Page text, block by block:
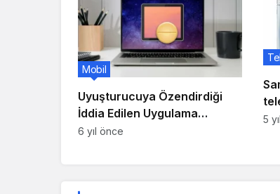
Uyuşturucuya Özendirdiği
İddia Edilen Uygulama
Appstore’a Geri Geldi
Mobil
6 yıl önce
5